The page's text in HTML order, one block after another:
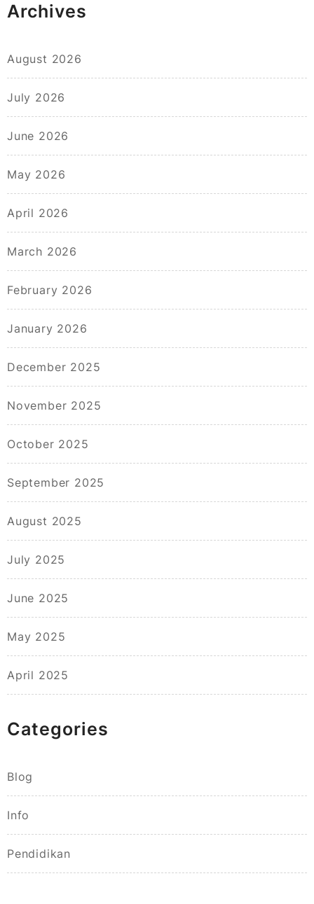
Archives
August 2026
July 2026
June 2026
May 2026
April 2026
March 2026
February 2026
January 2026
December 2025
November 2025
October 2025
September 2025
August 2025
July 2025
June 2025
May 2025
April 2025
Categories
Blog
Info
Pendidikan